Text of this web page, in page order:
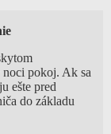
noci pokoj. Ak sa
ešte pred
do základu